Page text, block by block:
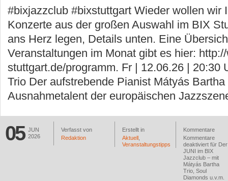
#bixjazzclub #bixstuttgart Wieder wollen wir
Konzerte aus der großen Auswahl im BIX
ans Herz legen, Details unten. Eine
Veranstaltungen im Monat gibt es hier:
stuttgart.de/programm. Fr | 12.06.26 | 20:30
Trio Der aufstrebende Pianist Mátyás
Ausnahmetalent der europäischen
05 JUN
2026
Verfasst von
Redaktion
Erstellt in
Aktuell
Veranstaltungstipps
Kommentare
Kommentare
deaktiviert für Der
JUNI im BIX
Jazzclub – mit
Mátyás Bartha
Trio, Soul
Diamonds u.v.m.